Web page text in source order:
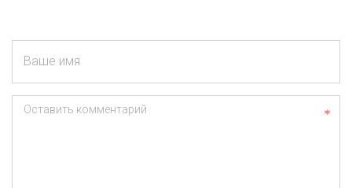
Ваше имя
Оставить комментарий